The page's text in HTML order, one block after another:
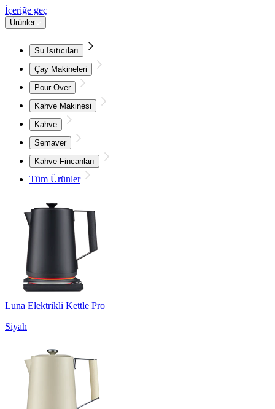
İçeriğe geç
Ürünler
Su Isıtıcıları
Çay Makineleri
Pour Over
Kahve Makinesi
Kahve
Semaver
Kahve Fincanları
Tüm Ürünler
Luna Elektrikli Kettle Pro
Siyah